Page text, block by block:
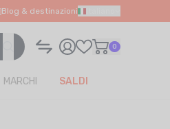
Blog & destinazioni Italiano
0
MARCHI SALDI